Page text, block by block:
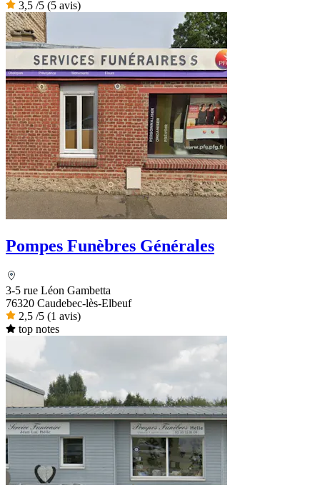
3,5 /5 (5 avis)
Pompes Funèbres Générales
3-5 rue Léon Gambetta
76320 Caudebec-lès-Elbeuf
2,5 /5 (1 avis)
top notes